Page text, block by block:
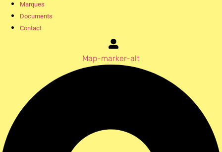
Marques
Documents
Contact
Map-marker-alt